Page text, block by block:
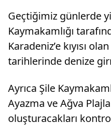
Geçtiğimiz günlerde
Kaymakamlığı
Karadeniz’e kıyısı
tarihlerinde denize
Ayrıca Şile
Ayazma ve Ağva
oluşturacakları